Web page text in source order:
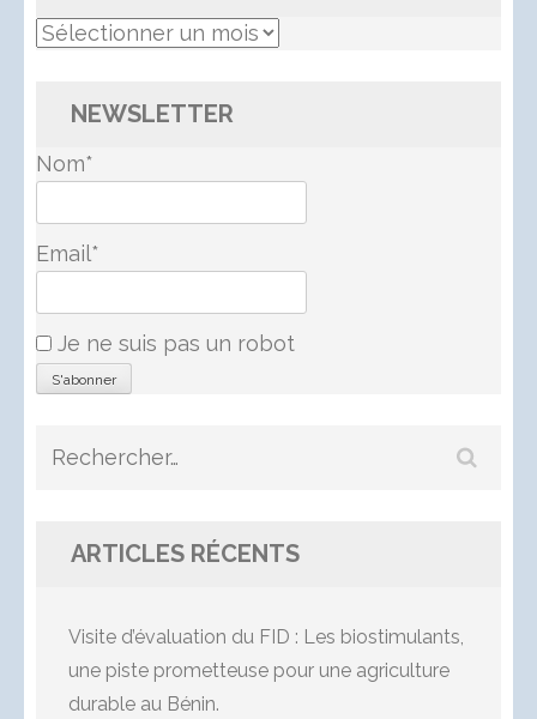
Nos
NEWSLETTER
Nom*
Email*
Je ne suis pas un robot
Rechercher :
ARTICLES RÉCENTS
Visite d’évaluation du FID : Les biostimulants,
une piste prometteuse pour une agriculture
durable au Bénin.